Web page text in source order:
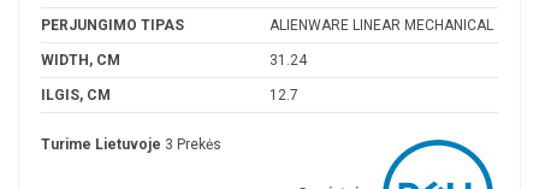
PERJUNGIMO TIPAS ALIENWARE LINEAR MECHANICAL
WIDTH, CM 31.24
ILGIS, CM 12.7
Turime Lietuvoje 3 Prekės